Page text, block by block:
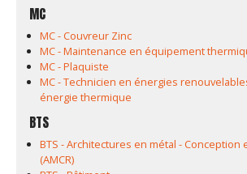
MC
MC - Couvreur Zinc
MC - Maintenance en équipement
MC - Plaquiste
MC - Technicien en énergies
énergie thermique
BTS
BTS - Architectures en métal - Conception
(AMCR)